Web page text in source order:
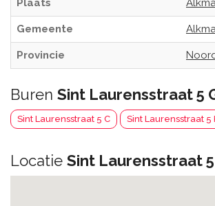
Plaats
Gemeente
Provincie
Buren Sint Laurensstraat 5
Sint Laurensstraat 5 C Sint Laurensstraat 5
Locatie Sint Laurensstraat